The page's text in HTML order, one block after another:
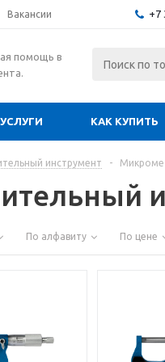
Вакансии +7
помощь в
УСЛУГИ КАК КУПИТЬ
инструмент -
По алфавиту По цене